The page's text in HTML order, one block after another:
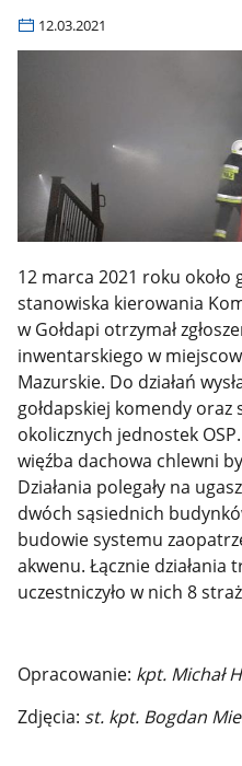
12.03.2021
12 marca 2021 roku około
stanowiska kierowania
w Gołdapi otrzymał
inwentarskiego w
Mazurskie. Do działań
gołdapskiej komendy oraz
okolicznych jednostek
więźba dachowa chlewni
Działania polegały na
dwóch sąsiednich
budowie systemu
akwenu.Łącznie działania
uczestniczyło w nich 8
Opracowanie: kpt. Michał
Zdjęcia: st. kpt. Bogdan